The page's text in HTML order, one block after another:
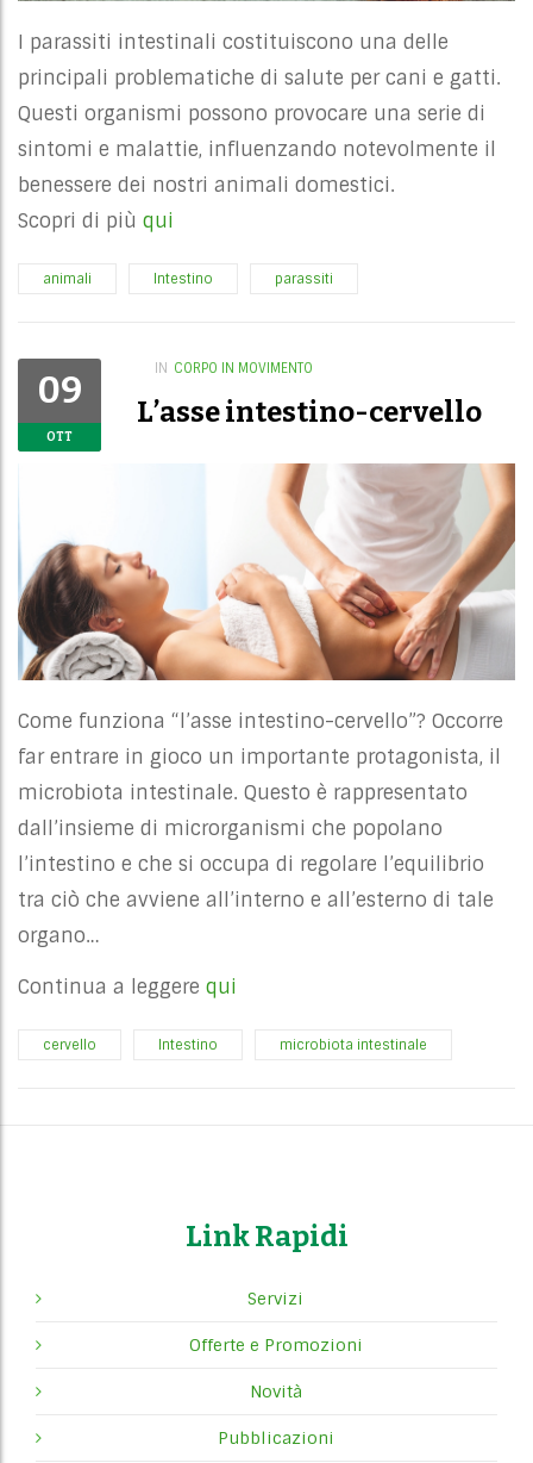
I parassiti intestinali costituiscono una delle
principali problematiche di salute per cani e gatti.
Questi organismi possono provocare una serie di
sintomi e malattie, influenzando notevolmente il
benessere dei nostri animali domestici.
Scopri di più qui
animali Intestino parassiti
09
OTT
IN CORPO IN MOVIMENTO
L’asse intestino-cervello
Come funziona “l’asse intestino-cervello”? Occorre
far entrare in gioco un importante protagonista, il
microbiota intestinale. Questo è rappresentato
dall’insieme di microrganismi che popolano
l’intestino e che si occupa di regolare l’equilibrio
tra ciò che avviene all’interno e all’esterno di tale
organo…
Continua a leggere qui
cervello Intestino microbiota intestinale
Link Rapidi
Servizi
Offerte e Promozioni
Novità
Pubblicazioni